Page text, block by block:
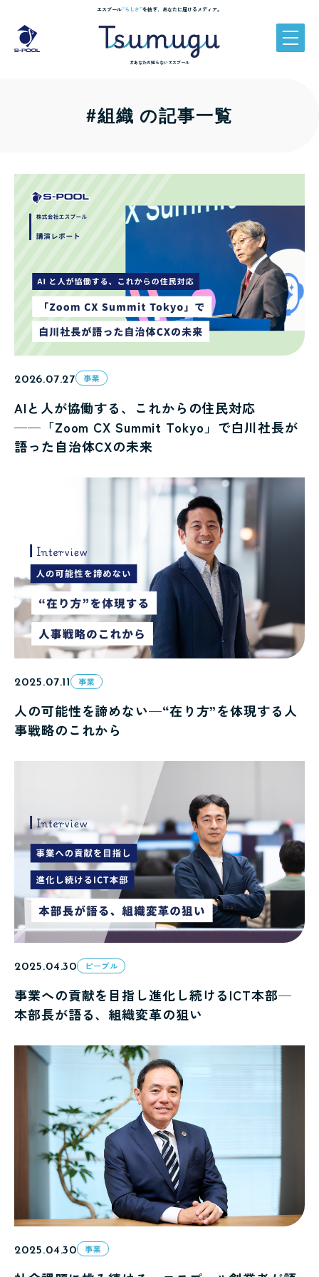
エスプール“らしさ”を紡ぎ、あなたに届けるメディア。
＃あなたの知らないエスプール
#組織 の記事一覧
2026.07.27 事業
AIと人が協働する、これからの住民対応
──「Zoom CX Summit Tokyo」で白川社長が
語った自治体CXの未来
2025.07.11 事業
人の可能性を諦めない─“在り方”を体現する人
事戦略のこれから
2025.04.30 ピープル
事業への貢献を目指し進化し続けるICT本部─
本部長が語る、組織変革の狙い
2025.04.30 事業